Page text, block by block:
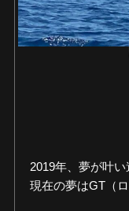
2019年、夢が叶い
現在の夢はGT（